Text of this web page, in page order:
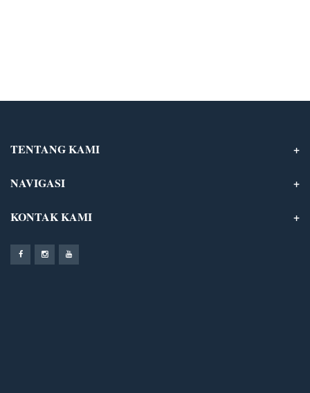
TENTANG KAMI
NAVIGASI
KONTAK KAMI